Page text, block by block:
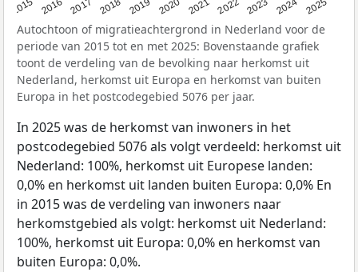
2015 2016 2017 2018 2019 2020 2021 2022 2023 2024 2025
Autochtoon of migratieachtergrond in Nederland voor de
periode van 2015 tot en met 2025: Bovenstaande grafiek
toont de verdeling van de bevolking naar herkomst uit
Nederland, herkomst uit Europa en herkomst van buiten
Europa in het postcodegebied 5076 per jaar.
In 2025 was de herkomst van inwoners in het
postcodegebied 5076 als volgt verdeeld: herkomst uit
Nederland: 100%, herkomst uit Europese landen:
0,0% en herkomst uit landen buiten Europa: 0,0% En
in 2015 was de verdeling van inwoners naar
herkomstgebied als volgt: herkomst uit Nederland:
100%, herkomst uit Europa: 0,0% en herkomst van
buiten Europa: 0,0%.